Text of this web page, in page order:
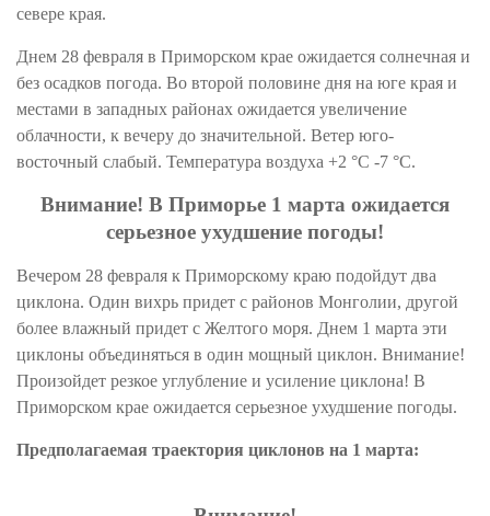
севере края.
Днем 28 февраля в Приморском крае ожидается солнечная и
без осадков погода. Во второй половине дня на юге края и
местами в западных районах ожидается увеличение
облачности, к вечеру до значительной. Ветер юго-
восточный слабый. Температура воздуха +2 °С -7 °С.
Внимание! В Приморье 1 марта ожидается
серьезное ухудшение погоды!
Вечером 28 февраля к Приморскому краю подойдут два
циклона. Один вихрь придет с районов Монголии, другой
более влажный придет с Желтого моря. Днем 1 марта эти
циклоны объединяться в один мощный циклон. Внимание!
Произойдет резкое углубление и усиление циклона! В
Приморском крае ожидается серьезное ухудшение погоды.
Предполагаемая траектория циклонов на 1 марта: